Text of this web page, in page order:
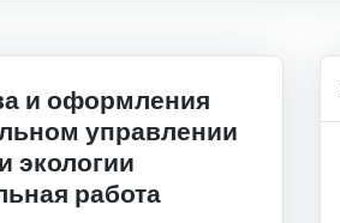
и оформления
управлении
экологии
работа